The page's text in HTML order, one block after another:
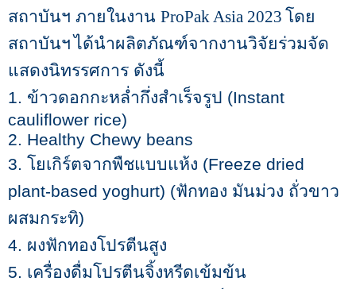
สถาบันฯ ภายในงาน ProPak Asia 2023 โดย
สถาบันฯ ได้นำผลิตภัณฑ์จากงานวิจัยร่วมจัด
แสดงนิทรรศการ ดังนี้
1. ข้าวดอกกะหล่ำกึ่งสำเร็จรูป (Instant
cauliflower rice)
2. Healthy Chewy beans
3. โยเกิร์ตจากพืชแบบแห้ง (Freeze dried
plant-based yoghurt) (ฟักทอง มันม่วง ถั่วขาว
ผสมกระทิ)
4. ผงฟักทองโปรตีนสูง
5. เครื่องดื่มโปรตีนจิ้งหรีดเข้มข้น